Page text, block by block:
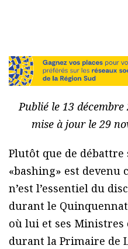
Publié le 13
mise à jour le 29
Plutôt que de
«bashing» est devenu
n’est l’essentiel du
durant le
où lui et ses
durant la Primaire de